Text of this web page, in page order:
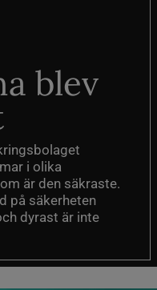
blev
i olika
är den säkraste.
på säkerheten
dyrast är inte